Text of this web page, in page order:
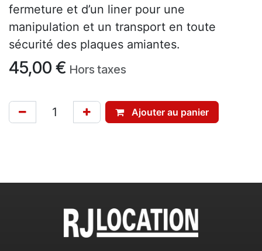
fermeture et d’un liner pour une
manipulation et un transport en toute
sécurité des plaques amiantes.
45,00 € Hors taxes
Ajouter au panier